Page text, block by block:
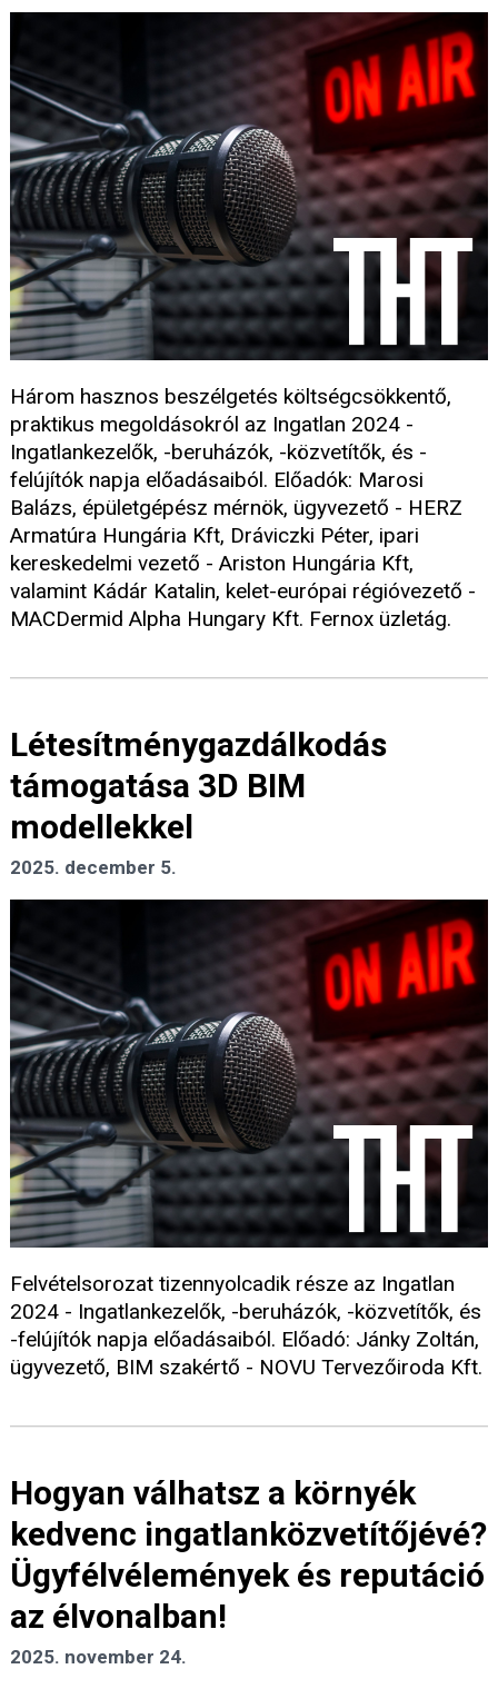
Három hasznos beszélgetés költségcsökkentő,
praktikus megoldásokról az Ingatlan 2024 -
Ingatlankezelők, -beruházók, -közvetítők, és -
felújítók napja előadásaiból. Előadók: Marosi
Balázs, épületgépész mérnök, ügyvezető - HERZ
Armatúra Hungária Kft, Dráviczki Péter, ipari
kereskedelmi vezető - Ariston Hungária Kft,
valamint Kádár Katalin, kelet-európai régióvezető -
MACDermid Alpha Hungary Kft. Fernox üzletág.
Létesítménygazdálkodás
támogatása 3D BIM
modellekkel
2025. december 5.
Felvételsorozat tizennyolcadik része az Ingatlan
2024 - Ingatlankezelők, -beruházók, -közvetítők, és
-felújítók napja előadásaiból. Előadó: Jánky Zoltán,
ügyvezető, BIM szakértő - NOVU Tervezőiroda Kft.
Hogyan válhatsz a környék
kedvenc ingatlanközvetítőjévé?
Ügyfélvélemények és reputáció
az élvonalban!
2025. november 24.